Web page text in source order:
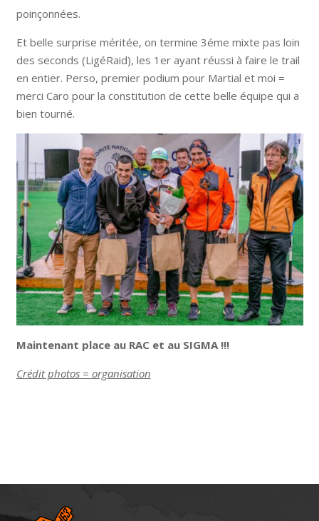
poinçonnées.
Et belle surprise méritée, on termine 3éme mixte pas loin
des seconds (LigéRaid), les 1er ayant réussi à faire le trail
en entier. Perso, premier podium pour Martial et moi =
merci Caro pour la constitution de cette belle équipe qui a
bien tourné.
Maintenant place au RAC et au SIGMA !!!
Crédit photos = organisation